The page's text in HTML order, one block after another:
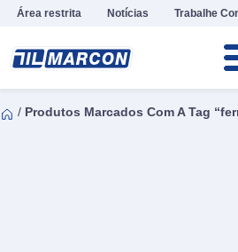
Área restrita Notícias Trabalhe
/ Produtos Marcados Com A Tag